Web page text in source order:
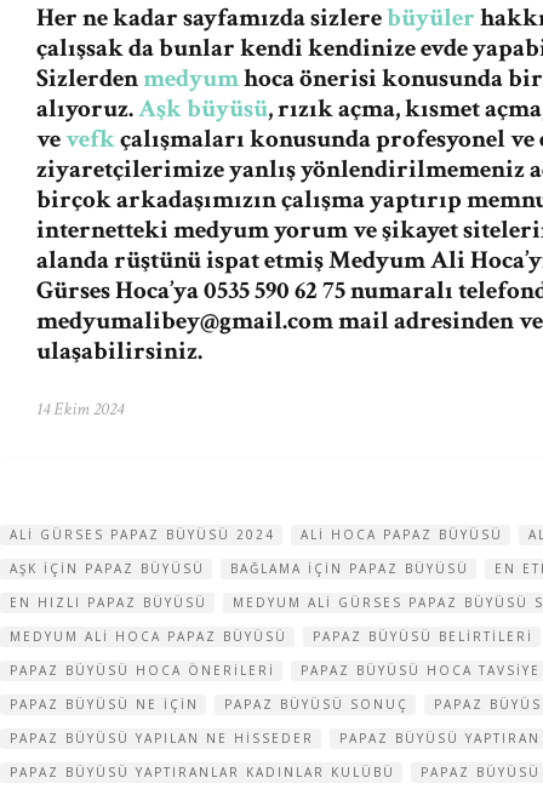
Her ne kadar sayfamızda sizlerebüyüler
çalışsak da bunlar kendi kendinize evde
Sizlerdenmedyumhoca önerisi konusunda
alıyoruz.Aşk büyüsü, rızık açma, kısmet
vevefkçalışmaları konusunda profesyonel
ziyaretçilerimize yanlış yönlendirilmemeniz
birçok arkadaşımızın çalışma yaptırıp
internetteki medyum yorum ve şikayet
alanda rüştünü ispat etmiş Medyum Ali
Gürses Hoca’ya 0535 590 62 75 numaralı
medyumalibey@gmail.commail adresinden
ulaşabilirsiniz.
14 Ekim 2024
ALI GÜRSES PAPAZ BÜYÜSÜ 2024 ALI HOCA PAPAZ BÜYÜSÜ
AŞK IÇIN PAPAZ BÜYÜSÜ
BAĞLAMA IÇIN PAPAZ BÜYÜSÜ
EN
EN HIZLI PAPAZ BÜYÜSÜ
MEDYUM ALI GÜRSES PAPAZ BÜYÜSÜ
MEDYUM ALI HOCA PAPAZ BÜYÜSÜ
PAPAZ BÜYÜSÜ BELIRTILERI
PAPAZ BÜYÜSÜ HOCA ÖNERILERI
PAPAZ BÜYÜSÜ HOCA TAVSIYE
PAPAZ BÜYÜSÜ NE IÇIN
PAPAZ BÜYÜSÜ SONUÇ
PAPAZ
PAPAZ BÜYÜSÜ YAPILAN NE HISSEDER
PAPAZ BÜYÜSÜ
PAPAZ BÜYÜSÜ YAPTIRANLAR KADINLAR KULÜBÜ
PAPAZ